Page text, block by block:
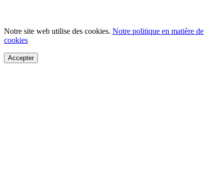
Notre site web utilise des cookies. Notre politique en matière de
cookies
Accepter